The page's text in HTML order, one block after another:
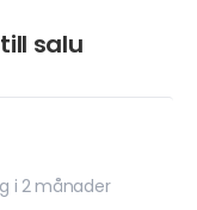
salu
i 2 månader